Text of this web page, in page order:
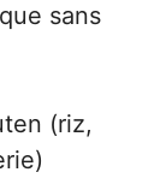
sans
(riz,